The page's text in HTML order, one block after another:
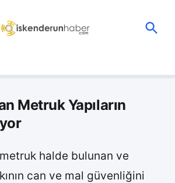
Metruk Yapıların
metruk halde bulunan ve
can ve mal güvenliğini